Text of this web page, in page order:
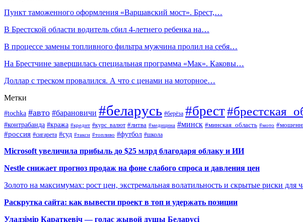
Пункт таможенного оформления «Варшавский мост». Брест,…
В Брестской области водитель сбил 4-летнего ребенка на…
В процессе замены топливного фильтра мужчина пролил на себя…
На Брестчине завершилась специальная программа «Мак». Каковы…
Доллар с треском провалился. А что с ценами на моторное…
Метки
#tochka #авто #барановичи #беларусь #берёза #брест
#контрабанда #кража #кредит #курс_валют #литва #медицина #минск #минская_область #мото
#россия #сигарета #суд #такси #топливо #футбол #школа
Microsoft увеличила прибыль до $25 млрд благодаря облаку и ИИ
Nestle снижает прогноз продаж на фоне слабого спроса и давления цен
Золото на максимумах: рост цен, экстремальная волатильность и скрытые риски для
Раскрутка сайта: как вывести проект в топ и удержать позиции
Уладзімір Караткевіч — голас жывой душы Беларусі